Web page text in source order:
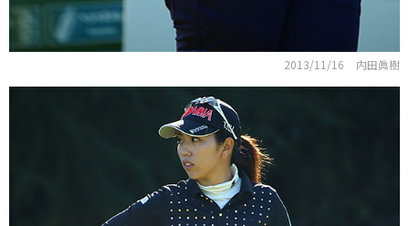
2013/11/16 内田眞樹